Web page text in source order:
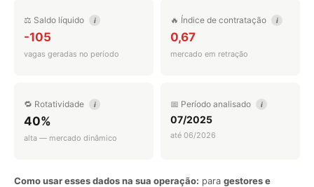
⚖️ Saldo líquido i
-105
vagas geradas no período
🔥 Índice de contratação i
0,67
mercado em retração
🔁 Rotatividade i
40%
alta — mercado dinâmico
📅 Período analisado i
07/2025
até 06/2026
Como usar esses dados na sua operação: para gestores e